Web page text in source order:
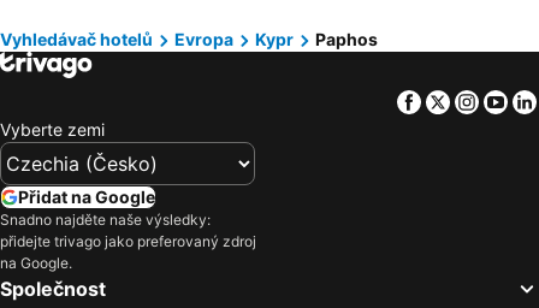
Hotely Emilia-Romagna
Hotely Španělsko
Hotely Madeira
Hotely Wolfgangsee
Hotely Maledivy
Vyhledávač hotelů Evropa Kypr Paphos
Facebook
Twitter
Vyberte zemi
Přidat na Google
Snadno najděte naše výsledky:
přidejte trivago jako preferovaný zdroj
na Google.
Společnost